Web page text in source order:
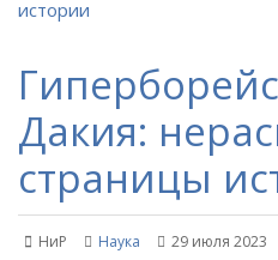
Дакия:
страницы
НиР Наука 29 июля 2023